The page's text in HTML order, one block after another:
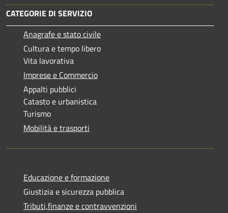
CATEGORIE DI SERVIZIO
Anagrafe e stato civile
Cultura e tempo libero
Vita lavorativa
Imprese e Commercio
Appalti pubblici
Catasto e urbanistica
Turismo
Mobilità e trasporti
Educazione e formazione
Giustizia e sicurezza pubblica
Tributi,finanze e contravvenzioni